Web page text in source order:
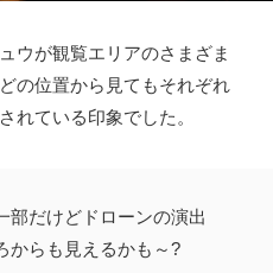
ウが観覧エリアのさまざま
の位置から見てもそれぞれ
れている印象でした。
部だけどドローンの演出
からも見えるかも～?